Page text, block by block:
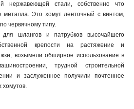
нержавеющей стали, собственно что
металла. Это хомут ленточный с винтом,
червячному типу.
шлангов и патрубков высочайшего
крепости на растяжение и
возымели обширное использование в
трудной строительной
и заслуженное получили почтенное
хомутов.